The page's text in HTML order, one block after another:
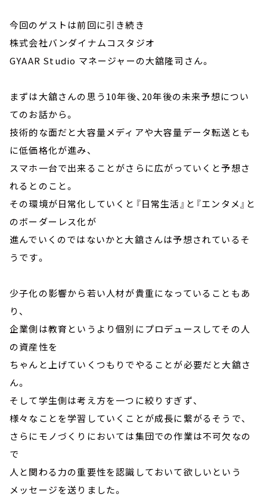
今回のゲストは前回に引き続き
株式会社バンダイナムコスタジオ
GYAAR Studio マネージャーの大舘隆司さん。
まずは大舘さんの思う10年後、20年後の未来予想につい
てのお話から。
技術的な面だと大容量メディアや大容量データ転送とも
に低価格化が進み、
スマホ一台で出来ることがさらに広がっていくと予想さ
れるとのこと。
その環境が日常化していくと『日常生活』と『エンタメ』と
のボーダーレス化が
進んでいくのではないかと大舘さんは予想されているそ
うです。
少子化の影響から若い人材が貴重になっていることもあ
り、
企業側は教育というより個別にプロデュースしてその人
の資産性を
ちゃんと上げていくつもりでやることが必要だと大舘さ
ん。
そして学生側は考え方を一つに絞りすぎず、
様々なことを学習していくことが成長に繋がるそうで、
さらにモノづくりにおいては集団での作業は不可欠なの
で
人と関わる力の重要性を認識しておいて欲しいという
メッセージを送りました。